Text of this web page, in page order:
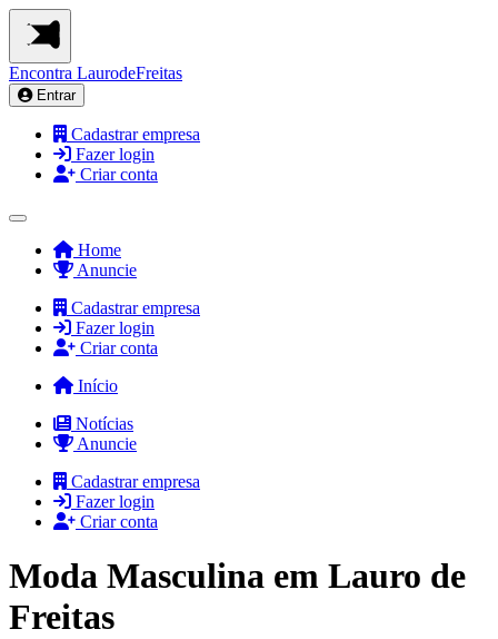
Encontra LaurodeFreitas
Entrar
Cadastrar empresa
Fazer login
Criar conta
Home
Anuncie
Cadastrar empresa
Fazer login
Criar conta
Início
Notícias
Anuncie
Cadastrar empresa
Fazer login
Criar conta
Moda Masculina em Lauro de
Freitas